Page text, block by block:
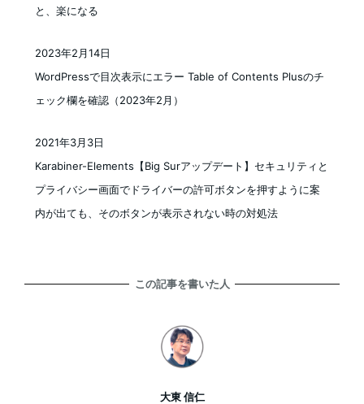
と、楽になる
WordPressで目次表示にエラー Table of Contents Plusのチ
ェック欄を確認（2023年2月）
2023年2月14日
Karabiner-Elements【Big Surアップデート】セキュリティと
プライバシー画面でドライバーの許可ボタンを押すように案
内が出ても、そのボタンが表示されない時の対処法
投稿日
2021年3月3日
この記事を書いた人
大東 信仁